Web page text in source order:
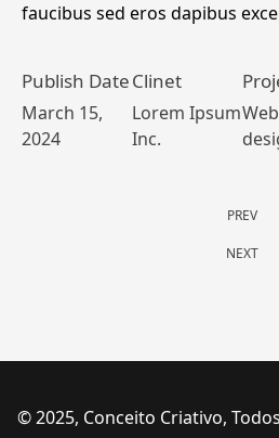
faucibus sed eros dapibus
Publish Date
March 15,
2024
Clinet
Lorem Ipsum
Inc.
PREV
NEXT
© 2025, Conceito Criativo,